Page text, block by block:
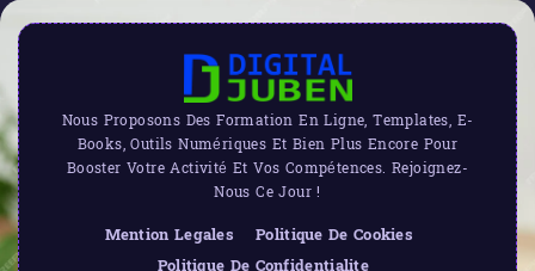
Nous Proposons Des Formation En Ligne, Templates, E-
Books, Outils Numériques Et Bien Plus Encore Pour
Booster Votre Activité Et Vos Compétences. Rejoignez-
Nous Ce Jour !
Mention Legales
Politique De Cookies